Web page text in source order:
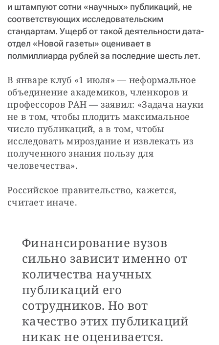
и штампуют сотни «научных» публикаций, не
соответствующих исследовательским
стандартам. Ущерб от такой деятельности дата-
отдел «Новой газеты» оценивает в
полмиллиарда рублей за последние шесть лет.
В январе клуб «1 июля» — неформальное
объединение академиков, членкоров и
профессоров РАН — заявил: «Задача науки
не в том, чтобы плодить максимальное
число публикаций, а в том, чтобы
исследовать мироздание и извлекать из
полученного знания пользу для
человечества».
Российское правительство, кажется,
считает иначе.
Финансирование вузов
сильно зависит именно от
количества научных
публикаций его
сотрудников. Но вот
качество этих публикаций
никак не оценивается.